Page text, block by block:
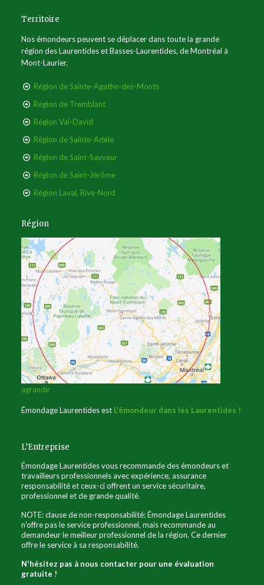
Territoire
Nos émondeurs peuvent se déplacer dans toute la grande
région des Laurentides et Basses-Laurentides, de Montréal à
Mont-Laurier.
Région de Sainte-Agathe-des-Monts
Région de Tremblant
Région Val-David
Région de Sainte-Adèle
Région de Saint-Sauveur
Région de Saint-Jérôme
Région Laval, Rive-Nord
Région
agrandir
Émondage Laurentides est L'émondeur dans les Laurentides !
L’Entreprise
Émondage Laurentides vous recommande des émondeurs et
travailleurs professionnels avec expérience, assurance
responsabilité et ceux-ci offrent un service sécuritaire,
professionnel et de grande qualité.
NOTE: clause de non-responsabilité: Émondage Laurentides
n'offre pas le service professionnel, mais recommande au
demandeur le meilleur professionnel de la région. Ce dernier
offre le service à sa responsabilité.
N'hésitez pas à nous contacter pour une évaluation
gratuite !